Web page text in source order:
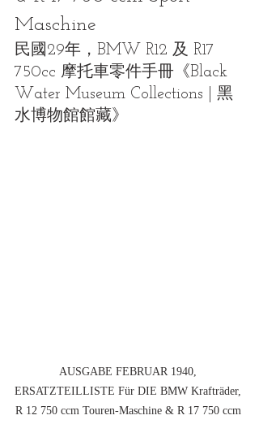
Maschine
民國29年，BMW R12 及 R17
750cc 摩托車零件手冊《Black
Water Museum Collections | 黑
水博物館館藏》
AUSGABE FEBRUAR 1940,
ERSATZTEILLISTE Für DIE BMW Krafträder,
R 12 750 ccm Touren-Maschine & R 17 750 ccm